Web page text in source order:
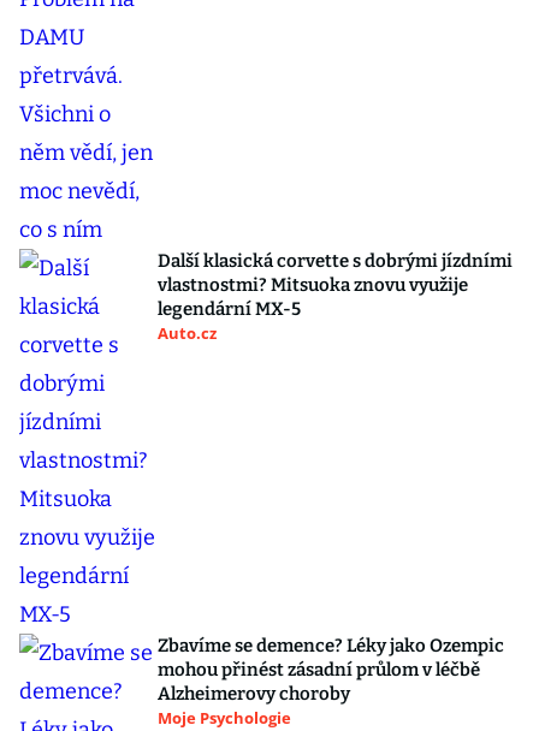
Další klasická corvette s dobrými jízdními
vlastnostmi? Mitsuoka znovu využije
legendární MX-5
Auto.cz
Zbavíme se demence? Léky jako Ozempic
mohou přinést zásadní průlom v léčbě
Alzheimerovy choroby
Moje Psychologie